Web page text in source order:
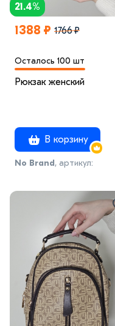
21.4%
1388 ₽ 1766 ₽
Осталось 100 шт
Рюкзак женский
В корзину
No Brand, артикул: